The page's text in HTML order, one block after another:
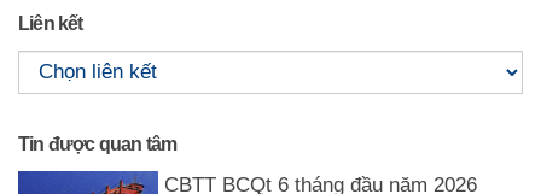
Liên kết
Tin được quan tâm
CBTT BCQt 6 tháng đầu năm 2026